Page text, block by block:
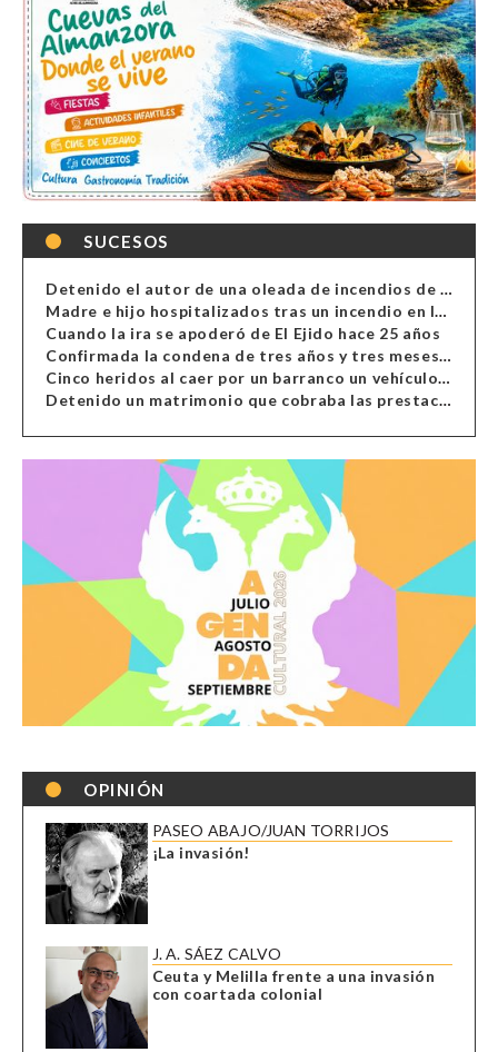
SUCESOS
Detenido el autor de una oleada de incendios de contenedores en Almería
Madre e hijo hospitalizados tras un incendio en la cocina de una vivienda en Almería
Cuando la ira se apoderó de El Ejido hace 25 años
Confirmada la condena de tres años y tres meses al hombre de Antas acusado de xenofobia
Cinco heridos al caer por un barranco un vehículo en Alcolea
Detenido un matrimonio que cobraba las prestaciones de ilegales en Almería, Granada, Málaga, Huelva y Murcia
OPINIÓN
PASEO ABAJO/JUAN TORRIJOS
¡La invasión!
J. A. SÁEZ CALVO
Ceuta y Melilla frente a una invasión
con coartada colonial